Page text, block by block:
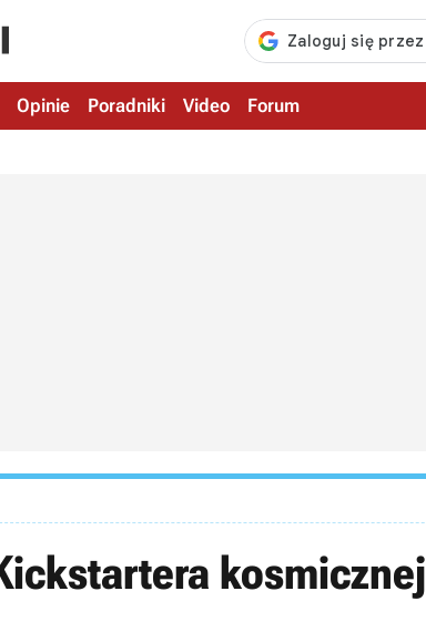
Opinie Poradniki Video Forum
kosmicznej